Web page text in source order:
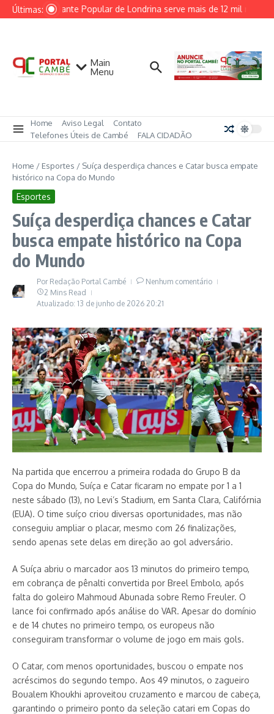
Ir para o conteúdo
Últimas:Restaurante Popular de Londrina serve mais de 12 mil
Main
Menu
Home Aviso Legal
Contato
Telefones Úteis de Cambé
FALA CIDADÃO
Home / Esportes / Suíça desperdiça chances e Catar busca empate
histórico na Copa do Mundo
Esportes
Suíça desperdiça chances e Catar
busca empate histórico na Copa
do Mundo
Por Redação Portal Cambé
Nenhum comentário
2 Mins Read
Atualizado: 13 de junho de 2026 20:21
Na partida que encerrou a primeira rodada do Grupo B da
Copa do Mundo, Suíça e Catar ficaram no empate por 1 a 1
neste sábado (13), no Levi’s Stadium, em Santa Clara, Califórnia
(EUA). O time suíço criou diversas oportunidades, mas não
conseguiu ampliar o placar, mesmo com 26 finalizações,
sendo apenas sete delas em direção ao gol adversário.
A Suíça abriu o marcador aos 13 minutos do primeiro tempo,
em cobrança de pênalti convertida por Breel Embolo, após
falta do goleiro Mahmoud Abunada sobre Remo Freuler. O
lance foi confirmado após análise do VAR. Apesar do domínio
e de 14 chutes no primeiro tempo, os europeus não
conseguiram transformar o volume de jogo em mais gols.
O Catar, com menos oportunidades, buscou o empate nos
acréscimos do segundo tempo. Aos 49 minutos, o zagueiro
Boualem Khoukhi aproveitou cruzamento e marcou de cabeça,
garantindo o primeiro ponto da seleção catari em Copas do